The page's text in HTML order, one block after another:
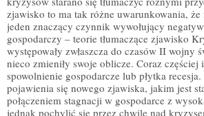
zjawisko to ma tak różne uwarunkowania, że
jeden znaczący czynnik wywołujący
gospodarczy – teorie tłumaczące zjawisko
występowały zwłaszcza do czasów II wojny
nieco zmieniły swoje oblicze. Coraz częściej
spowolnienie gospodarcze lub płytka
pojawienia się nowego zjawiska, jakim jest
połączeniem stagnacji w gospodarce z
jednak pochylić się przez chwilę nad